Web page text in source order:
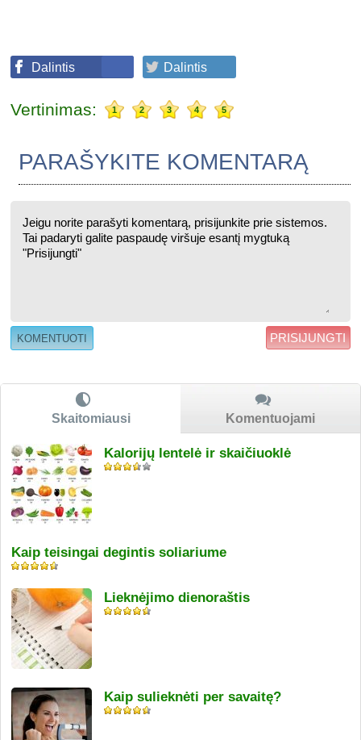
Dalintis Dalintis
Vertinimas: 1 2 3 4 5
PARAŠYKITE KOMENTARĄ
PRISIJUNGTI
Skaitomiausi Komentuojami
Kalorijų lentelė ir skaičiuoklė
Kaip teisingai degintis soliariume
Lieknėjimo dienoraštis
Kaip sulieknėti per savaitę?